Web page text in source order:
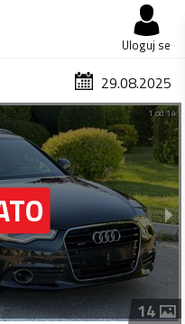
Uloguj se
29.08.2025
1 od 14
14